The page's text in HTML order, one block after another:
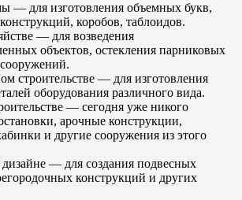
— для изготовления объемных букв,
коробов, таблоидов.
— для возведения
объектов, остекления парниковых
строительстве — для изготовления
оборудования различного вида.
— сегодня уже никого
арочные конструкции,
и другие сооружения из этого
— для создания подвесных
конструкций и других